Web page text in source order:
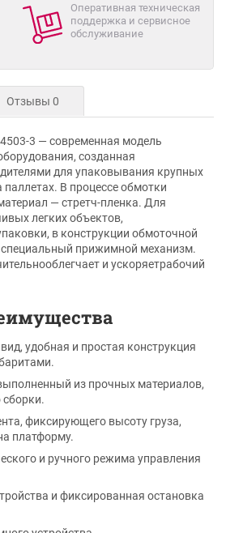
Оперативная техническая
поддержка и сервисное
обслуживание
Отзывы 0
3 — современная модель
созданная
для упаковывания крупных
паллетах. В процессе обмотки
— стретч-пленка. Для
легких объектов,
в конструкции обмоточной
прижимной механизм.
и ускоряетрабочий
удобная и простая конструкция
из прочных материалов,
сборки.
фиксирующего высоту груза,
платформу.
и ручного режима управления
и фиксированная остановка